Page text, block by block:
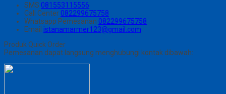
SMS 081553115556
Call Center 082299675758
Whatsapp Pemesanan 082299675758
Email istanamarmer123@gmail.com
Produk Quick Order
Pemesanan dapat langsung menghubungi kontak dibawah: